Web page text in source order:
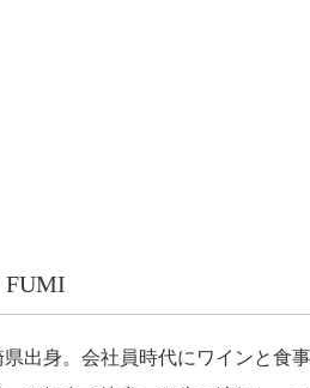
FUMI
県出身。会社員時代にワインと食